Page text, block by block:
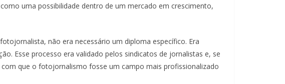
uma possibilidade dentro de um mercado em crescimento,
não era necessário um diploma específico. Era
Esse processo era validado pelos sindicatos de jornalistas e, se
que o fotojornalismo fosse um campo mais profissionalizado